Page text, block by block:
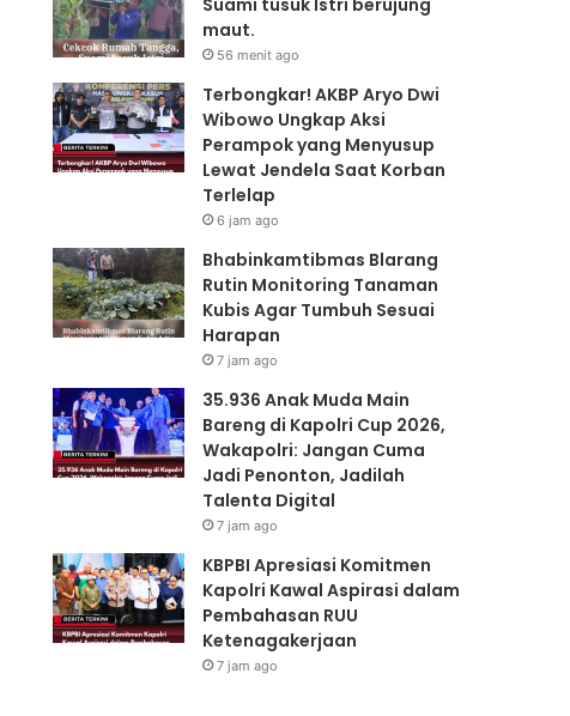
Suami tusuk Istri berujung
maut.
56 menit ago
Terbongkar! AKBP Aryo Dwi
Wibowo Ungkap Aksi
Perampok yang Menyusup
Lewat Jendela Saat Korban
Terlelap
6 jam ago
Bhabinkamtibmas Blarang
Rutin Monitoring Tanaman
Kubis Agar Tumbuh Sesuai
Harapan
7 jam ago
35.936 Anak Muda Main
Bareng di Kapolri Cup 2026,
Wakapolri: Jangan Cuma
Jadi Penonton, Jadilah
Talenta Digital
7 jam ago
KBPBI Apresiasi Komitmen
Kapolri Kawal Aspirasi dalam
Pembahasan RUU
Ketenagakerjaan
7 jam ago